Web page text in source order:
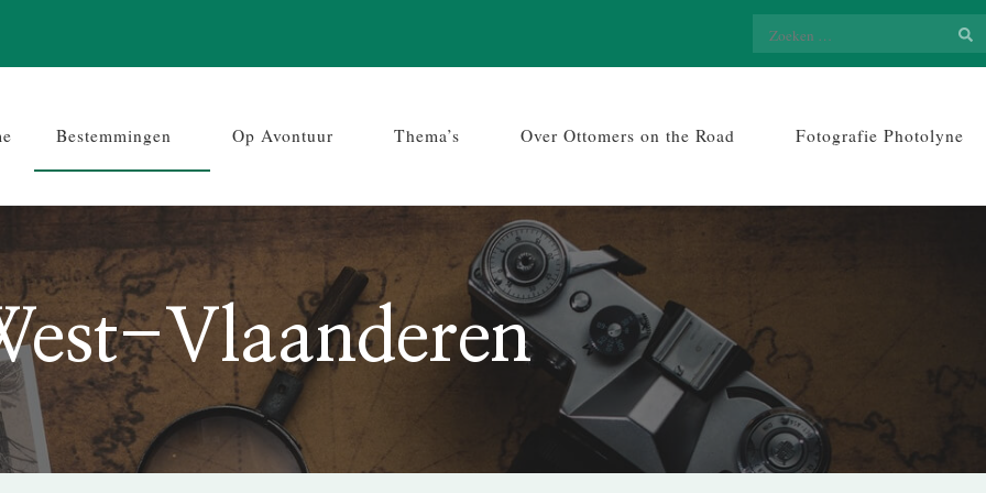
Zoeken
naar:
Bestemmingen Op Avontuur Thema’s Over Ottomers on the Road Fotografie Photolyne
Vlaanderen